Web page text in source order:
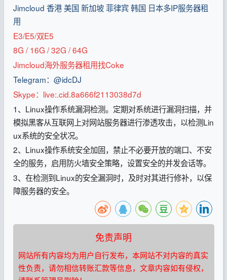
Jimcloud 香港 美国 新加坡 菲律宾 韩国 日本多IP服务器租
用
E3/E5/双E5
8G / 16G / 32G / 64G
Jimcloud海外服务器租用找Coke
Telegram：@idcDJ
Skype：live:.cid.8a666f2113038d7d
1、Linux操作系统漏洞检测。定期对系统进行漏洞扫描，并
模拟黑客从互联网上对网站服务器进行渗透攻击，以检测Lin
ux系统的安全状况。
2、Linux操作系统安全加固，禁止不必要开放的端口、不安
全的服务，启用防火墙安全策略，设置安全的并发会话等。
3、在检测到Linux的安全漏洞时，及时对其进行修补，以保
障服务器的安全。
免责声明
网站所有内容均为用户自行发布，本网站不对内容的真实
性负责，请勿相信转账汇款等信息，文章内容如有侵权，